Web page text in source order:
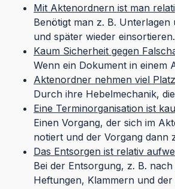
Mit Aktenordnern ist man
Benötigt man z. B.
und später wieder einsortieren.
Kaum Sicherheit gegen
Wenn ein Dokument in einem
Aktenordner nehmen viel
Durch ihre Hebelmechanik,
Eine Terminorganisation ist
Einen Vorgang, der sich im
notiert und der Vorgang dann
Das Entsorgen ist relativ
Bei der Entsorgung, z. B.
Heftungen, Klammern und